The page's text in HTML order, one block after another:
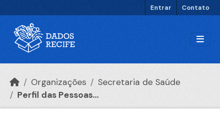
Entrar Contato
Organizações
Secretaria de Saúde
Perfil das Pessoas...